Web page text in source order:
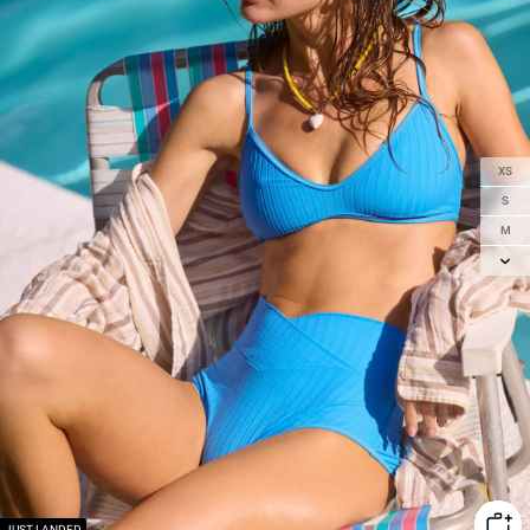
XS
S
M
L
XL